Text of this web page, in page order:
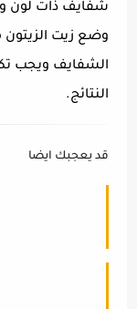
شفايف ذات لون
وضع زيت
الشفايف ويجب
النتائج.
قد يعجبك ايضا